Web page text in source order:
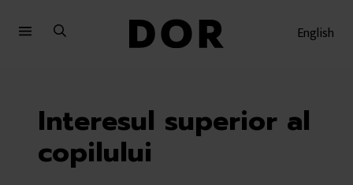
English
Interesul superior al
copilului